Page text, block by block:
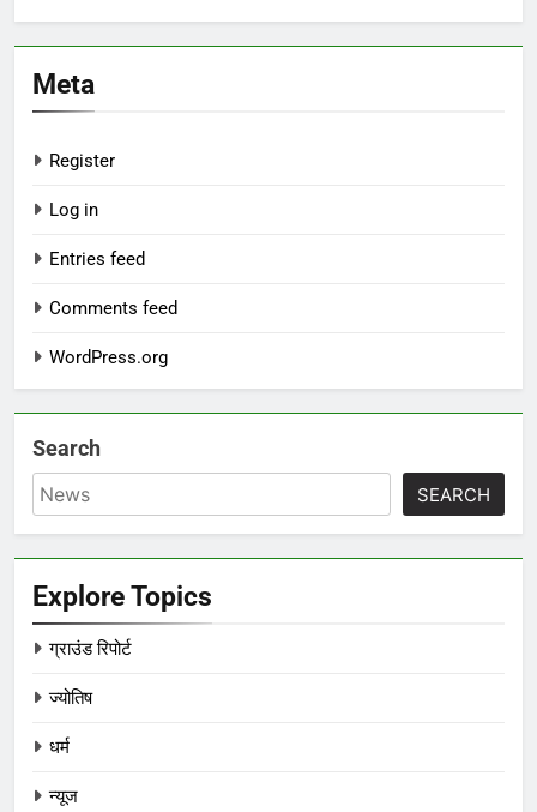
Meta
Register
Log in
Entries feed
Comments feed
WordPress.org
Search
SEARCH
Explore Topics
ग्राउंड रिपोर्ट
ज्योतिष
धर्म
न्यूज